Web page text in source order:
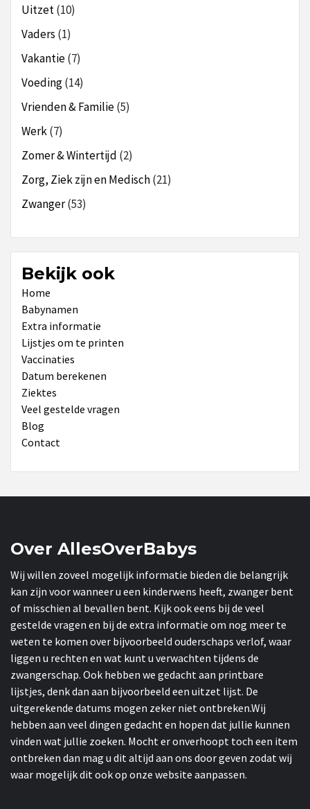
Uitzet(10)
Vaders (1)
Vakantie(7)
Voeding(14)
Vrienden & Familie(5)
Werk(7)
Zomer & Wintertijd (2)
Zorg, Ziek zijn en Medisch(21)
Zwanger(53)
Bekijk ook
Home
Babynamen
Extra informatie
Lijstjes om te printen
Vaccinaties
Datum berekenen
Ziektes
Veel gestelde vragen
Blog
Contact
Over AllesOverBabys
Wij willen zoveel mogelijk informatie bieden die belangrijk
kan zijn voor wanneer u een kinderwens heeft, zwanger bent
of misschien al bevallen bent. Kijk ook eens bij de veel
gestelde vragen en bij de extra informatie om nog meer te
weten te komen over bijvoorbeeld ouderschaps verlof, waar
liggen u rechten en wat kunt u verwachten tijdens de
zwangerschap. Ook hebben we gedacht aan printbare
lijstjes, denk dan aan bijvoorbeeld een uitzet lijst. De
uitgerekende datums mogen zeker niet ontbreken.Wij
hebben aan veel dingen gedacht en hopen dat jullie kunnen
vinden wat jullie zoeken. Mocht er onverhoopt toch een item
ontbreken dan mag u dit altijd aan ons door geven zodat wij
waar mogelijk dit ook op onze website aanpassen.